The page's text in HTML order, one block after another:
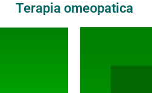
Terapia omeopatica